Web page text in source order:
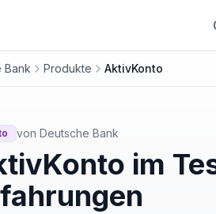
Bank Produkte AktivKonto
von Deutsche Bank
im